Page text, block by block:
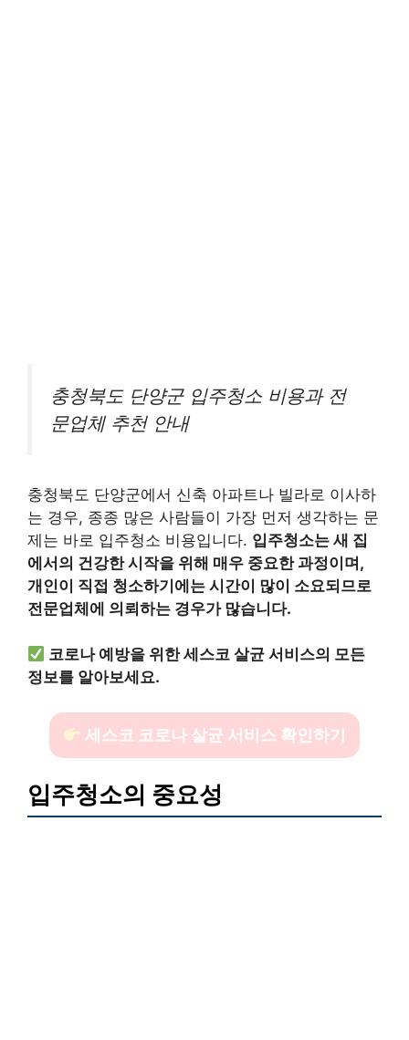
충청북도 단양군 입주청소 비용과 전
문업체 추천 안내
충청북도 단양군에서 신축 아파트나 빌라로 이사하
는 경우, 종종 많은 사람들이 가장 먼저 생각하는 문
제는 바로 입주청소 비용입니다. 입주청소는 새 집
에서의 건강한 시작을 위해 매우 중요한 과정이며,
개인이 직접 청소하기에는 시간이 많이 소요되므로
전문업체에 의뢰하는 경우가 많습니다.
코로나 예방을 위한 세스코 살균 서비스의 모든
정보를 알아보세요.
세스코 코로나 살균 서비스 확인하기
입주청소의 중요성